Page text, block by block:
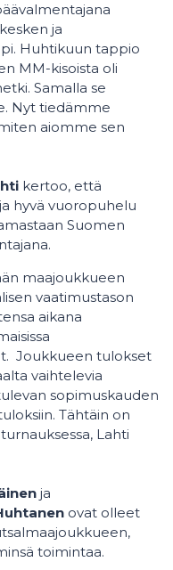
ja
Huhtikuun tappio
MM-kisoista oli
Samalla se
Nyt tiedämme
aiomme sen
kertoo, että
hyvä vuoropuhelu
Suomen
maajoukkueen
vaatimustason
aikana
Joukkueen tulokset
vaihtelevia
sopimuskauden
Tähtäin on
Lahti
ja
ovat olleet
toimintaa.